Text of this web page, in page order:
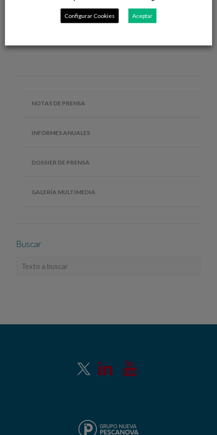
NOTAS DE PRENSA
INFORMES ANUALES
DOSSIER DE PRENSA
GALERÍA MULTIMEDIA
Buscar
Configurar Cookies Aceptar